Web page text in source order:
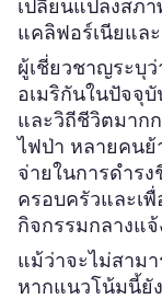
เปลี่ยนแปลงสภ
แคลิฟอร์เนียแล
ผู้เชี่ยวชาญระบุ
อเมริกันในปัจจุ
และวิถีชีวิตมาก
ไฟป่า หลายคนย้
จ่ายในการดำร
ครอบครัวและเ
กิจกรรมกลางแ
แม้ว่าจะไม่สาม
หากแนวโน้มนี้ยั